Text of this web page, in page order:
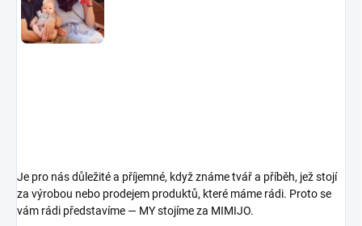
Je pro nás důležité a příjemné, když známe tvář a příběh, jež stojí
za výrobou nebo prodejem produktů, které máme rádi. Proto se
vám rádi představíme — MY stojíme za MIMIJO.